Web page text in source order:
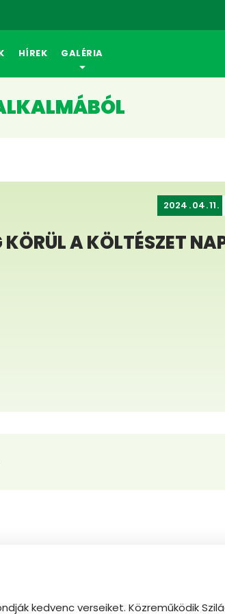
HÍREK GALÉRIA
2024 04 11
A KÖLTÉSZET
kedvenc verseiket. Közreműködik